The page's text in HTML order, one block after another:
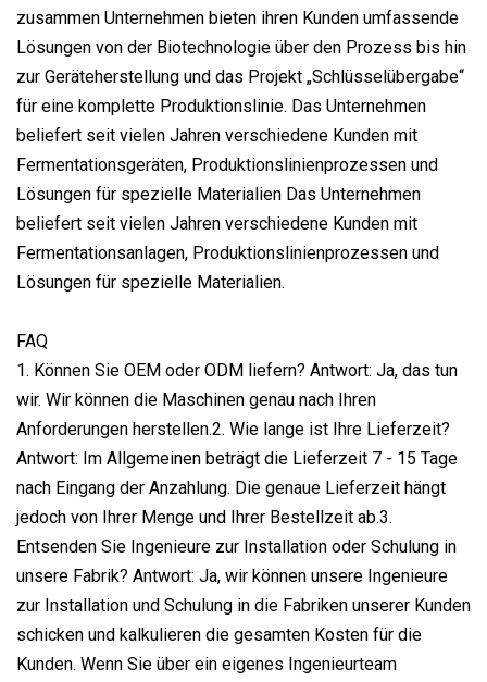
zusammen Unternehmen bieten ihren Kunden umfassende
Lösungen von der Biotechnologie über den Prozess bis hin
zur Geräteherstellung und das Projekt „Schlüsselübergabe“
für eine komplette Produktionslinie. Das Unternehmen
beliefert seit vielen Jahren verschiedene Kunden mit
Fermentationsgeräten, Produktionslinienprozessen und
Lösungen für spezielle Materialien Das Unternehmen
beliefert seit vielen Jahren verschiedene Kunden mit
Fermentationsanlagen, Produktionslinienprozessen und
Lösungen für spezielle Materialien.
FAQ
1. Können Sie OEM oder ODM liefern? Antwort: Ja, das tun
wir. Wir können die Maschinen genau nach Ihren
Anforderungen herstellen.2. Wie lange ist Ihre Lieferzeit?
Antwort: Im Allgemeinen beträgt die Lieferzeit 7 - 15 Tage
nach Eingang der Anzahlung. Die genaue Lieferzeit hängt
jedoch von Ihrer Menge und Ihrer Bestellzeit ab.3.
Entsenden Sie Ingenieure zur Installation oder Schulung in
unsere Fabrik? Antwort: Ja, wir können unsere Ingenieure
zur Installation und Schulung in die Fabriken unserer Kunden
schicken und kalkulieren die gesamten Kosten für die
Kunden. Wenn Sie über ein eigenes Ingenieurteam